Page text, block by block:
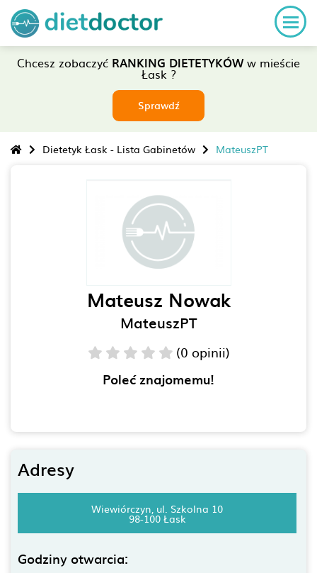
Chcesz zobaczyć RANKING DIETETYKÓWw mieście
Łask ?
Sprawdź
Dietetyk Łask - Lista Gabinetów MateuszPT
Mateusz Nowak
MateuszPT
(0 opinii)
Poleć znajomemu!
Adresy
Wiewiórczyn, ul. Szkolna 10
98-100 Łask
Godziny otwarcia: